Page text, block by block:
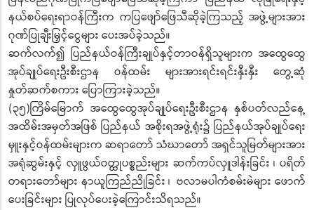
နယ်စပ်ရေးရာဝန်ကြီးက ကပြဖျော်ဖြေသီဆိုခဲ့ကြသည့် အဖွဲ့များအား
ဂုဏ်ပြုချီးမြှင့်ငွေများ ပေးအပ်ခဲ့သည်။
ဆက်လက်၍ ပြည်နယ်ဝန်ကြီးချုပ်နှင့်တာဝန်ရှိသူများက အထွေထွေ
အုပ်ချုပ်ရေးဦးစီးဌာန ဝန်ထမ်း များအားရင်းရင်းနှီးနှီး တွေ့ဆုံ
နှုတ်ဆက်စကား ပြောကြားခဲ့သည်။
(၃၅)ကြိမ်မြောက် အထွေထွေအုပ်ချုပ်ရေးဦးစီးဌာန နှစ်ပတ်လည်နေ့
အထိမ်းအမှတ်အဖြစ် ပြည်နယ် အစိုးရအဖွဲ့ရုံး၌ ပြည်နယ်အုပ်ချုပ်ရေး
မှူးနှင့်ဝန်ထမ်းများက ဆရာတော် သံဃာတော် အရှင်သူမြတ်များအား
အရုံဆွမ်းနှင့် လှူဖွယ်ဝတ္ထုပစ္စည်းများ ဆက်ကပ်လှူဒါန်းခြင်း ၊ ပရိတ်
တရားတော်များ နာယူကြည်ညိုခြင်း ၊ ဗလာမပါကံစမ်းမဲများ ဖောက်
ပေးခြင်းများ ပြုလုပ်ပေးခဲ့ကြောင်းသိရသည်။